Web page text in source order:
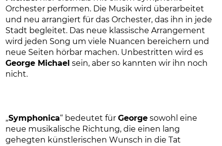
Orchester performen. Die Musik wird überarbeitet
und neu arrangiert für das Orchester, das ihn in jede
Stadt begleitet. Das neue klassische Arrangement
wird jeden Song um viele Nuancen bereichern und
neue Seiten hörbar machen. Unbestritten wird es
George Michael sein, aber so kannten wir ihn noch
nicht.
„Symphonica“ bedeutet fürGeorge sowohl eine
neue musikalische Richtung, die einen lang
gehegten künstlerischen Wunsch in die Tat